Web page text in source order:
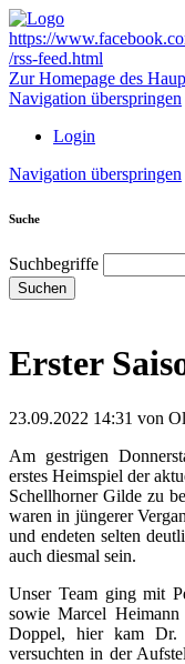
https://
/rss-feed.html
Zur Homepage des
Navigation überspringen
Login
Navigation überspringen
Suche
Suchbegriffe
Suchen
Erster
23.09.2022 14:31 von
Am gestrigen
erstes Heimspiel der
Schellhorner Gilde zu
waren in jüngerer
und endeten selten
auch diesmal sein.
Unser Team ging mit
sowie Marcel
Doppel, hier kam Dr.
versuchten in der